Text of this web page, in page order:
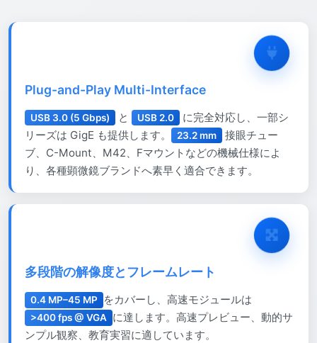
Plug-and-Play Multi-Interface
USB 3.0 (5 Gbps) と USB 2.0
に完全対応し、一部シ
リーズは GigE も提供します。
23.2 mm
接眼チュー
ブ、C-Mount、M42、Fマウントなどの機械仕様によ
り、各種顕微鏡ブランドへ素早く適合できます。
多段階の解像度とフレームレート
0.4 MP–45 MP をカバーし、高速モジュールは
>400 fps @ VGA に達します。高速プレビュー、動的サ
ンプル観察、教育実習に適しています。